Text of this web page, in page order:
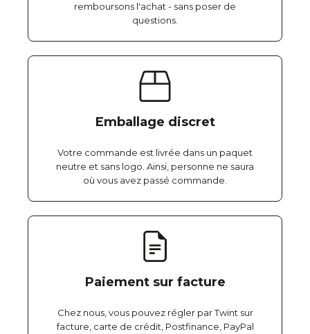
remboursons l'achat - sans poser de
questions.
Emballage discret
Votre commande est livrée dans un paquet
neutre et sans logo. Ainsi, personne ne saura
où vous avez passé commande.
Paiement sur facture
Chez nous, vous pouvez régler par Twint sur
facture, carte de crédit, Postfinance, PayPal